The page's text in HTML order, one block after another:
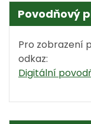
Povodňový
Pro zobrazení
odkaz:
Digitální